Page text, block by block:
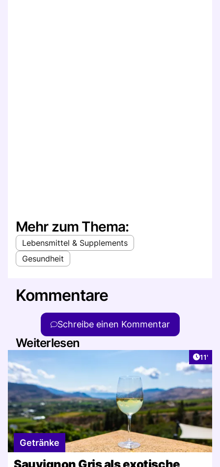
Mehr zum Thema:
Lebensmittel & Supplements
Gesundheit
Kommentare
Schreibe einen Kommentar
Weiterlesen
11'
Getränke